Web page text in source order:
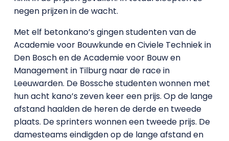
negen prijzen in de wacht.
Met elf betonkano’s gingen studenten van de
Academie voor Bouwkunde en Civiele Techniek in
Den Bosch en de Academie voor Bouw en
Management in Tilburg naar de race in
Leeuwarden. De Bossche studenten wonnen met
hun acht kano’s zeven keer een prijs. Op de lange
afstand haalden de heren de derde en tweede
plaats. De sprinters wonnen een tweede prijs. De
damesteams eindigden op de lange afstand en